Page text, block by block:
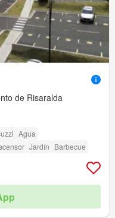
de Risaralda
Agua
Jardín Barbecue